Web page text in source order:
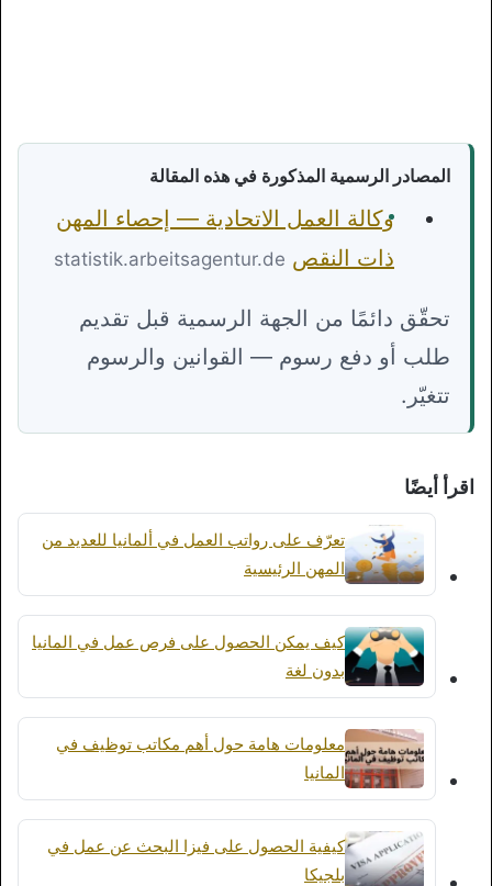
المصادر الرسمية المذكورة في هذه المقالة
وكالة العمل الاتحادية — إحصاء المهن
ذات النقص statistik.arbeitsagentur.de
تحقّق دائمًا من الجهة الرسمية قبل تقديم
طلب أو دفع رسوم — القوانين والرسوم
تتغيّر.
اقرأ أيضًا
تعرّف على رواتب العمل في ألمانيا للعديد من
المهن الرئيسية
كيف يمكن الحصول على فرص عمل في المانيا
بدون لغة
معلومات هامة حول أهم مكاتب توظيف في
المانيا
كيفية الحصول على فيزا البحث عن عمل في
بلجيكا